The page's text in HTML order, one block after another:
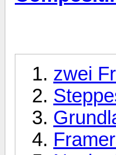
zwei